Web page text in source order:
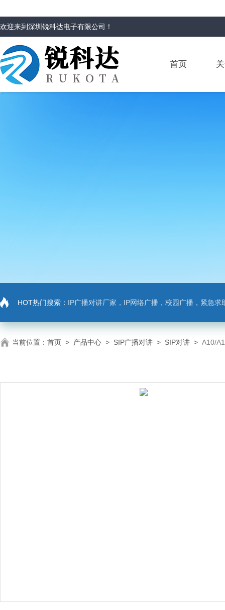
欢迎来到深圳锐科达电子有限公司 ！
首页
HOT热门搜索： IP广播对讲厂家，IP网络广播，校园广播，紧急求助，IP广播对讲系
当前位置： 首页 > 产品中心 > SIP广播对讲 > SIP对讲 > A10/